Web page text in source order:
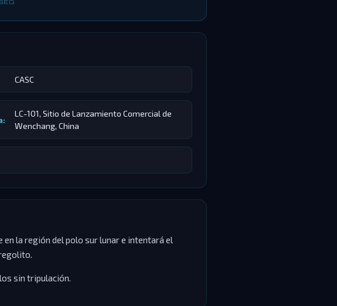
CASC
LC-101, Sitio de Lanzamiento Comercial de
Wenchang, China
en la región del polo sur lunar e intentará el
sin tripulación.